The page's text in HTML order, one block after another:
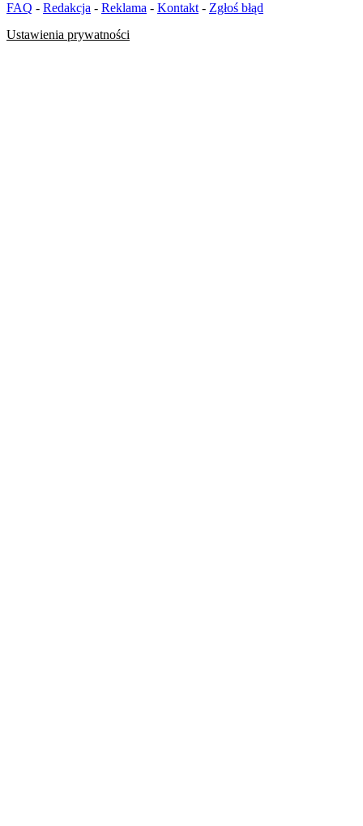
FAQ - Redakcja - Reklama - Kontakt - Zgłoś błąd
Ustawienia prywatności